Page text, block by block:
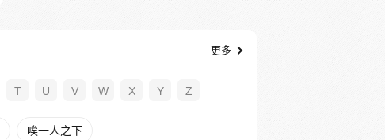
更多
T U V W X Y Z
唉一人之下